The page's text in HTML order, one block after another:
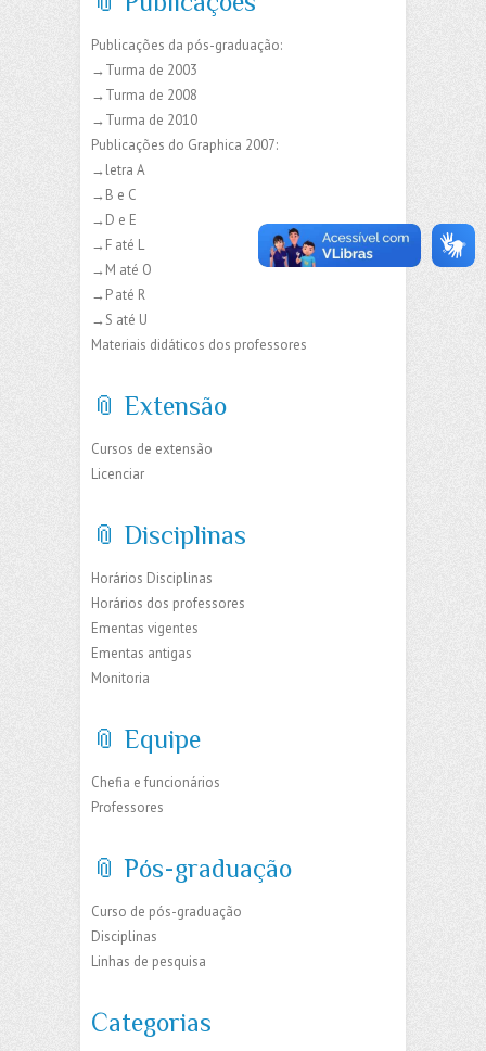
Publicações da pós-graduação:
→Turma de 2003
→Turma de 2008
→Turma de 2010
Publicações do Graphica 2007:
→letra A
→B e C
→D e E
→F até L
→M até O
→P até R
→S até U
Materiais didáticos dos professores
📎 Extensão
Cursos de extensão
Licenciar
📎 Disciplinas
Horários Disciplinas
Horários dos professores
Ementas vigentes
Ementas antigas
Monitoria
📎 Equipe
Chefia e funcionários
Professores
📎 Pós-graduação
Curso de pós-graduação
Disciplinas
Linhas de pesquisa
Categorias